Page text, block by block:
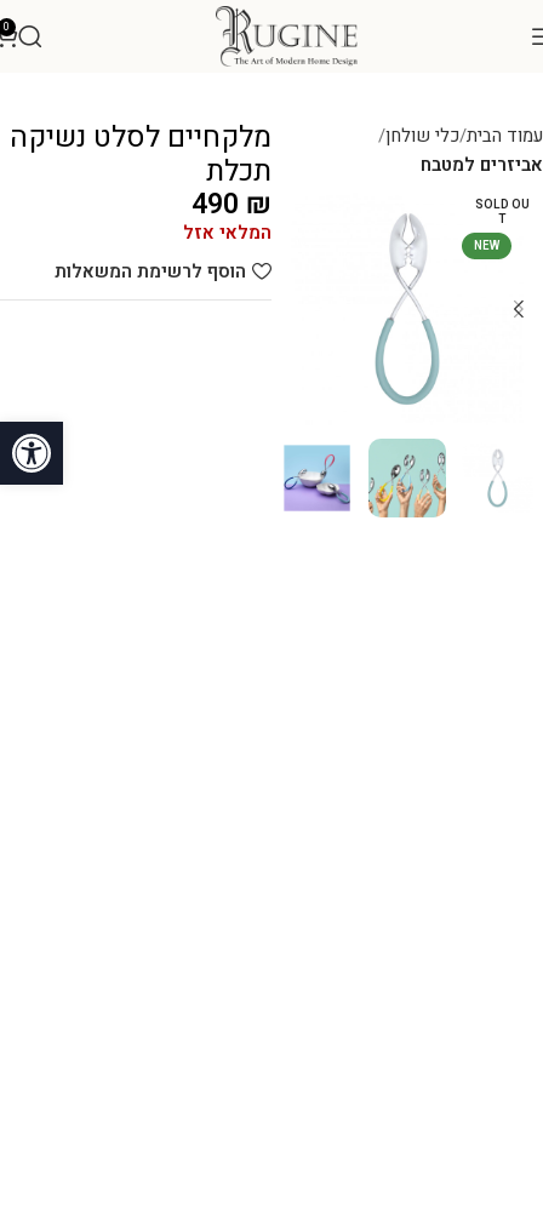
פתח
0
עמוד הבית כלי שולחן
אביזרים למטבח
SOLD OU
T
NEW
מלקחיים לסלט נשיקה
תכלת
490 ₪
המלאי אזל
הוסף לרשימת המשאלות